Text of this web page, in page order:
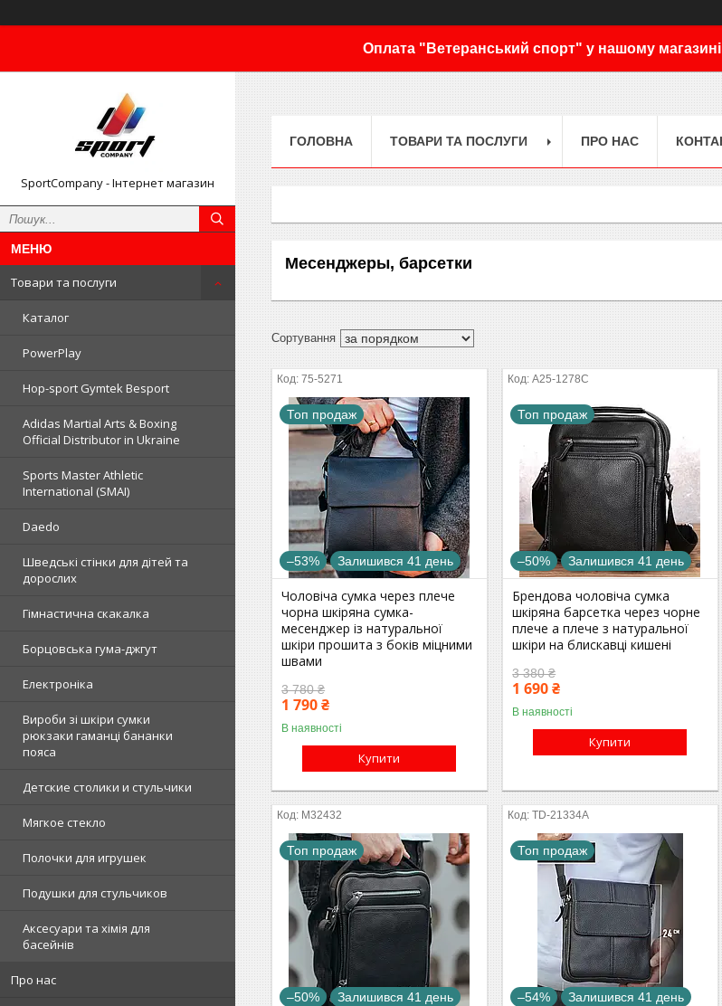
Оплата "Ветеранський спорт" у нашому
SportCompany - Інтернет магазин
Товари та послуги
Каталог
PowerPlay
Hop-sport Gymtek Besport
Adidas Martial Arts & Boxing
Official Distributor in Ukraine
Sports Master Athletic
International (SMAI)
Daedo
Шведські стінки для дітей та
дорослих
Гімнастична скакалка
Борцовська гума-джгут
Електроніка
Вироби зі шкіри сумки
рюкзаки гаманці бананки
пояса
Детские столики и стульчики
Мягкое стекло
Полочки для игрушек
Подушки для стульчиков
Аксесуари та хімія для
басейнів
Про нас
ГОЛОВНА ТОВАРИ ТА ПОСЛУГИ ПРО НАС
Месенджеры, барсетки
75-5271
Топ продаж
–53% Залишився 41 день
Чоловіча сумка через плече
чорна шкіряна сумка-
месенджер із натуральної
шкіри прошита з боків міцними
швами
3 780 ₴
1 790 ₴
В наявності
Купити
A25-1278C
Топ продаж
–50% Залишився 41 день
Брендова чоловіча сумка
шкіряна барсетка через чорне
плече а плече з натуральної
шкіри на блискавці кишені
3 380 ₴
1 690 ₴
В наявності
Купити
M32432
Топ продаж
–50% Залишився 41 день
TD-21334A
Топ продаж
–54% Залишився 41 день